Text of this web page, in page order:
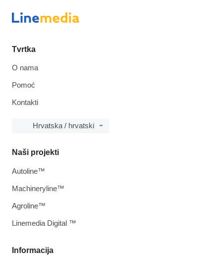
Tvrtka
O nama
Pomoć
Kontakti
Hrvatska / hrvatski
Informacija
Naši projekti
Autoline™
Machineryline™
Agroline™
Linemedia Digital ™